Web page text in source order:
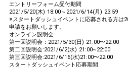
エントリーフォーム受付期間
2021/5/20(木) 18:00～2021/6/14(月) 23:59
※スタートダッシュイベントに応募される方は
申請をお願いします。
オンライン説明会
第一回説明会：2021/5/30(日) 21:00〜22:00
第二回説明会:2021/6/2(水) 21:00~22:00
第三回説明会:2021/6/16(水)21:00〜22:00
スタートダッシュイベント応募期間